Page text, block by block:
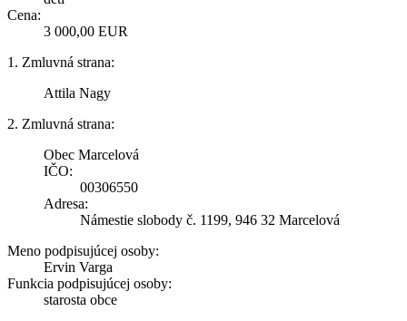
Cena:
3 000,00 EUR
1. Zmluvná strana:
Attila Nagy
2. Zmluvná strana:
Obec Marcelová
IČO:
00306550
Adresa:
Námestie slobody č. 1199, 946 32 Marcelová
Meno podpisujúcej osoby:
Ervin Varga
Funkcia podpisujúcej osoby:
starosta obce